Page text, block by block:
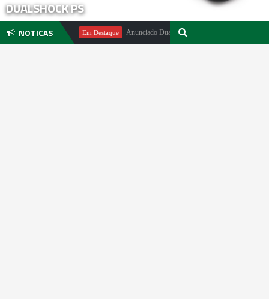
DUALSHOCK PS
NOTICAS
Pachter Em Destaque Anunciado DualSense The Last of Us Limited Edition